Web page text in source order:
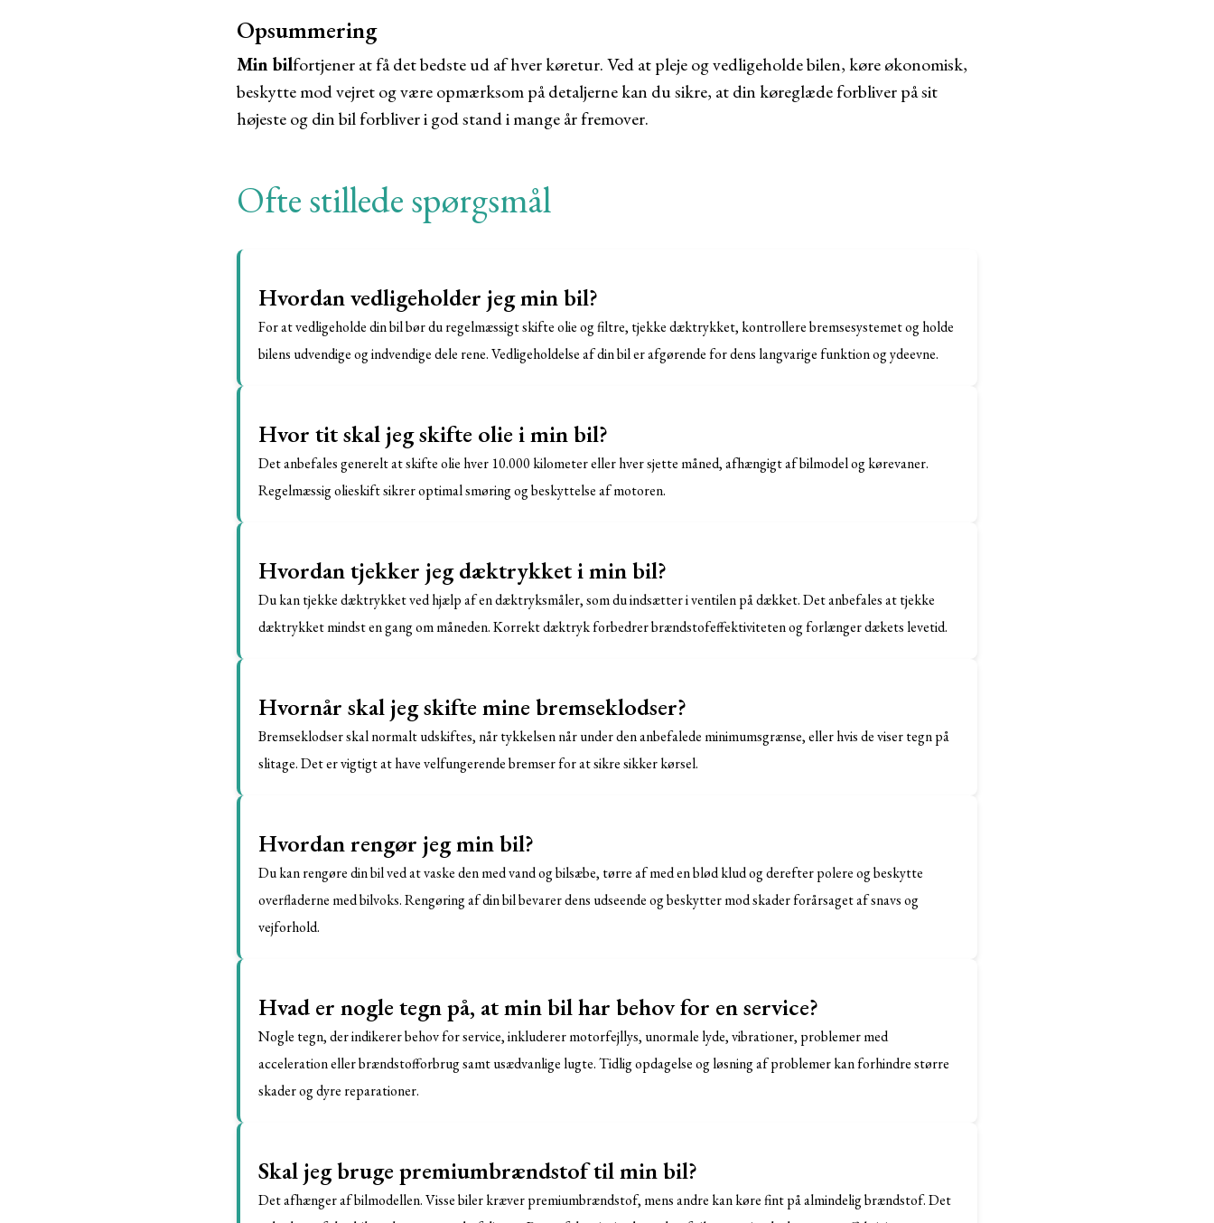
Opsummering
Min bilfortjener at få det bedste ud af hver køretur. Ved at pleje og vedligeholde bilen, køre økonomisk,
beskytte mod vejret og være opmærksom på detaljerne kan du sikre, at din køreglæde forbliver på sit
højeste og din bil forbliver i god stand i mange år fremover.
Ofte stillede spørgsmål
Hvordan vedligeholder jeg min bil?
For at vedligeholde din bil bør du regelmæssigt skifte olie og filtre, tjekke dæktrykket, kontrollere bremsesystemet og holde
bilens udvendige og indvendige dele rene. Vedligeholdelse af din bil er afgørende for dens langvarige funktion og ydeevne.
Hvor tit skal jeg skifte olie i min bil?
Det anbefales generelt at skifte olie hver 10.000 kilometer eller hver sjette måned, afhængigt af bilmodel og kørevaner.
Regelmæssig olieskift sikrer optimal smøring og beskyttelse af motoren.
Hvordan tjekker jeg dæktrykket i min bil?
Du kan tjekke dæktrykket ved hjælp af en dæktryksmåler, som du indsætter i ventilen på dækket. Det anbefales at tjekke
dæktrykket mindst en gang om måneden. Korrekt dæktryk forbedrer brændstofeffektiviteten og forlænger dækets levetid.
Hvornår skal jeg skifte mine bremseklodser?
Bremseklodser skal normalt udskiftes, når tykkelsen når under den anbefalede minimumsgrænse, eller hvis de viser tegn på
slitage. Det er vigtigt at have velfungerende bremser for at sikre sikker kørsel.
Hvordan rengør jeg min bil?
Du kan rengøre din bil ved at vaske den med vand og bilsæbe, tørre af med en blød klud og derefter polere og beskytte
overfladerne med bilvoks. Rengøring af din bil bevarer dens udseende og beskytter mod skader forårsaget af snavs og
vejforhold.
Hvad er nogle tegn på, at min bil har behov for en service?
Nogle tegn, der indikerer behov for service, inkluderer motorfejllys, unormale lyde, vibrationer, problemer med
acceleration eller brændstofforbrug samt usædvanlige lugte. Tidlig opdagelse og løsning af problemer kan forhindre større
skader og dyre reparationer.
Skal jeg bruge premiumbrændstof til min bil?
Det afhænger af bilmodellen. Visse biler kræver premiumbrændstof, mens andre kan køre fint på almindelig brændstof. Det